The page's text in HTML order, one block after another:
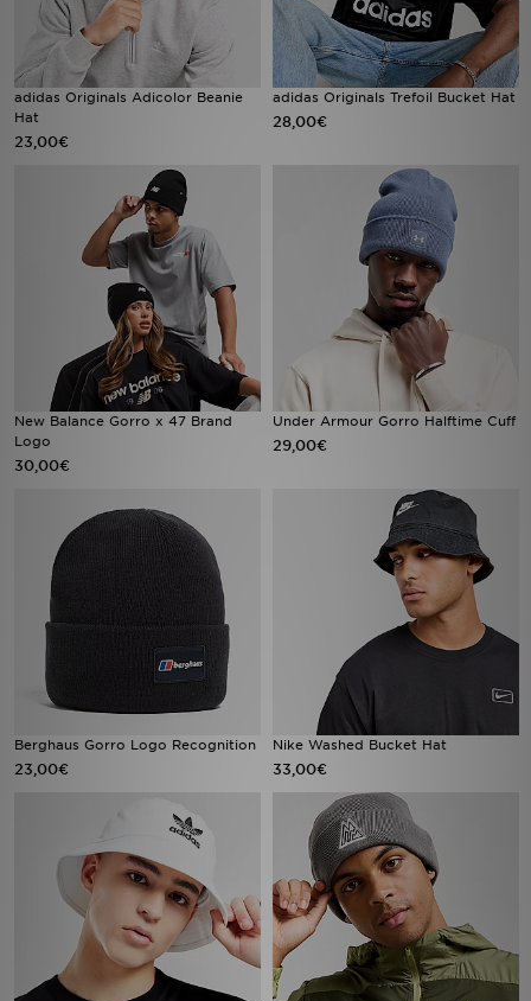
adidas Originals Adicolor Beanie
Hat
23,00€
adidas Originals Trefoil Bucket Hat
28,00€
New Balance Gorro x 47 Brand
Logo
30,00€
Under Armour Gorro Halftime Cuff
29,00€
Berghaus Gorro Logo Recognition
23,00€
Nike Washed Bucket Hat
33,00€
FAZ DOWNLOAD DA APP
TRABALHA CONNOSCO
FAQs